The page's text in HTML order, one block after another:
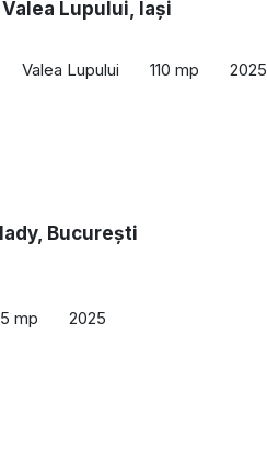
Lupului, Iași
Valea Lupului 110 mp 2025
București
mp 2025